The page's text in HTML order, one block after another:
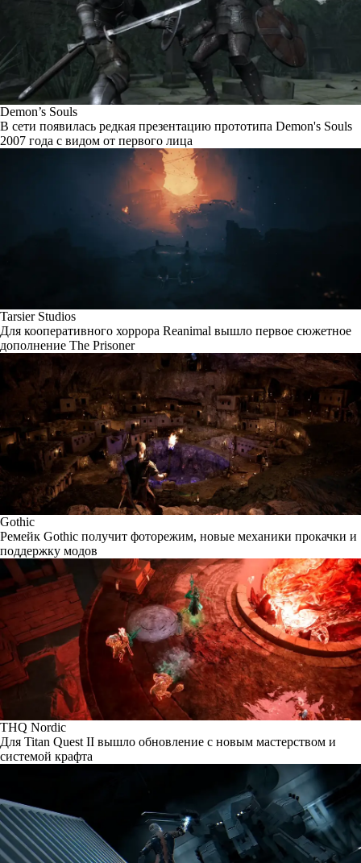
Demon’s Souls
В сети появилась редкая презентацию прототипа Demon's Souls
2007 года с видом от первого лица
Tarsier Studios
Для кооперативного хоррора Reanimal вышло первое сюжетное
дополнение The Prisoner
Gothic
Ремейк Gothic получит фоторежим, новые механики прокачки и
поддержку модов
THQ Nordic
Для Titan Quest II вышло обновление с новым мастерством и
системой крафта